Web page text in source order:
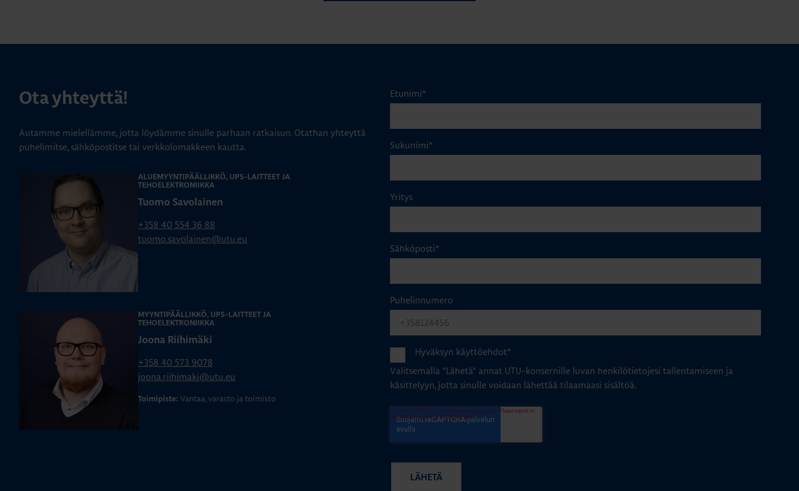
Ota yhteyttä!
Autamme mielellämme, jotta löydämme sinulle parhaan ratkaisun. Otathan yhteyttä
puhelimitse, sähköpostitse tai verkkolomakkeen kautta.
ALUEMYYNTIPÄÄLLIKKÖ, UPS-LAITTEET JA
TEHOELEKTRONIIKKA
Tuomo Savolainen
+358 40 554 36 88
tuomo.savolainen@utu.eu
MYYNTIPÄÄLLIKKÖ, UPS-LAITTEET JA
TEHOELEKTRONIIKKA
Joona Riihimäki
+358 40 573 9078
joona.riihimaki@utu.eu
Toimipiste: Vantaa, varasto ja toimisto
Etunimi*
Sukunimi*
Yritys
Sähköposti*
Puhelinnumero
Hyväksyn käyttöehdot*
Valitsemalla "Lähetä" annat UTU-konsernille luvan henkilötietojesi tallentamiseen ja
käsittelyyn, jotta sinulle voidaan lähettää tilaamaasi sisältöä.